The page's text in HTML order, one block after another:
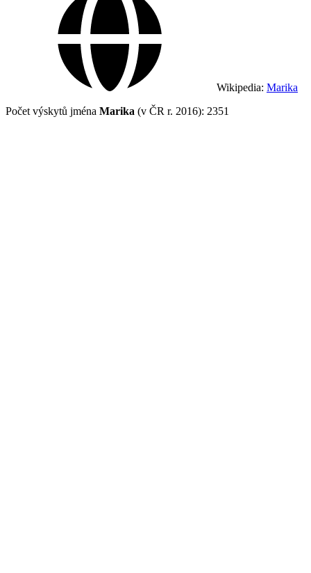
Wikipedia: Marika
Počet výskytů jména Marika (v ČR r. 2016): 2351